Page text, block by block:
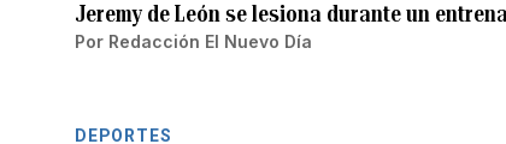
Jeremy de León se lesiona durante un
Por Redacción El Nuevo Día
DEPORTES